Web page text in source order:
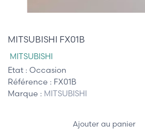
MITSUBISHI FX01B
MITSUBISHI
Etat : Occasion
Référence : FX01B
Marque : MITSUBISHI
Ajouter au panier